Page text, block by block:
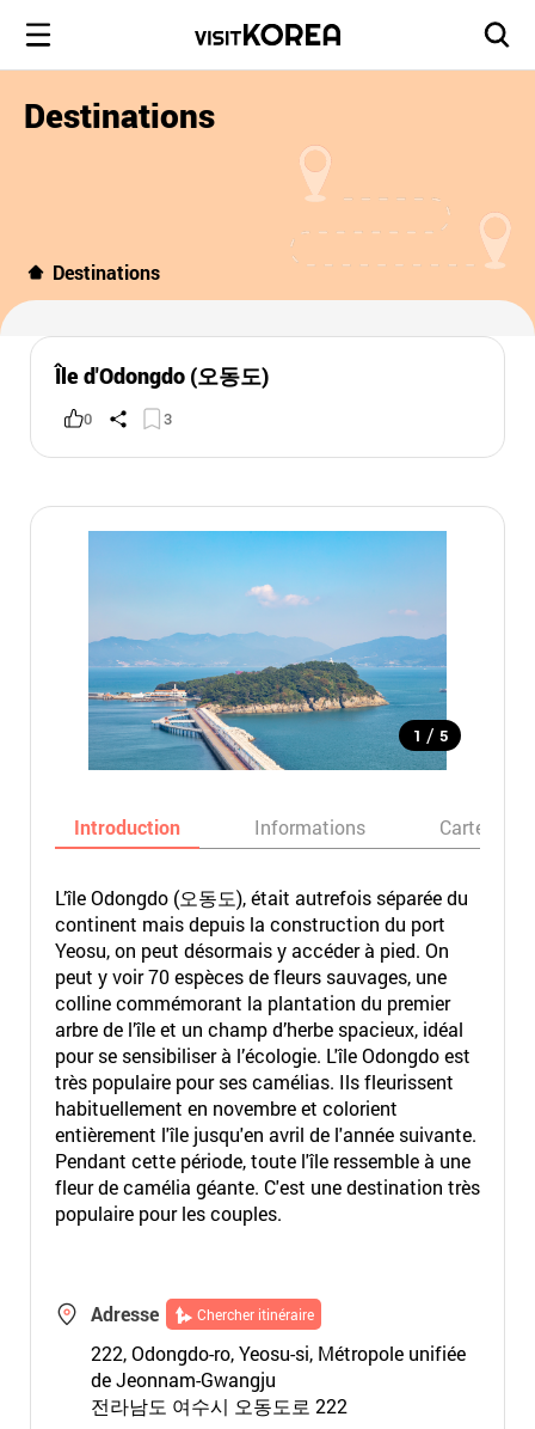
Destinations
Destinations
Île d'Odongdo (오동도)
0 3
1 / 5
Introduction Informations Carte
L’île Odongdo (오동도), était autrefois séparée du
continent mais depuis la construction du port
Yeosu, on peut désormais y accéder à pied. On
peut y voir 70 espèces de fleurs sauvages, une
colline commémorant la plantation du premier
arbre de l’île et un champ d’herbe spacieux, idéal
pour se sensibiliser à l’écologie. L'île Odongdo est
très populaire pour ses camélias. Ils fleurissent
habituellement en novembre et colorient
entièrement l'île jusqu'en avril de l'année suivante.
Pendant cette période, toute l'île ressemble à une
fleur de camélia géante. C'est une destination très
populaire pour les couples.
Adresse Chercher itinéraire
222, Odongdo-ro, Yeosu-si, Métropole unifiée
de Jeonnam-Gwangju
전라남도 여수시 오동도로 222